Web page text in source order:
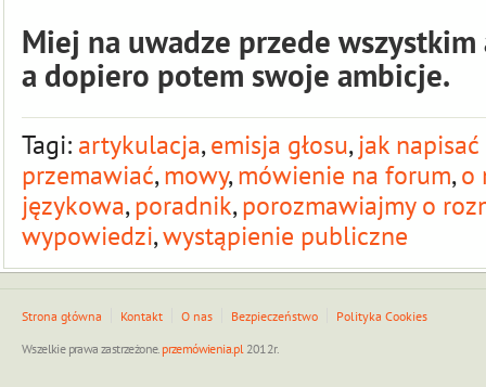
Miej na uwadze przede
a dopiero potem swoje ambicje.
Tagi: artykulacja,emisja głosu,jak
przemawiać,mowy,mówienie na forum,o
językowa,poradnik,porozmawiajmy o
wypowiedzi,wystąpienie publiczne
Strona główna Kontakt O nas Bezpieczeństwo
Polityka Cookies
Wszelkie prawa zastrzeżone. przemówienia.pl2012r.